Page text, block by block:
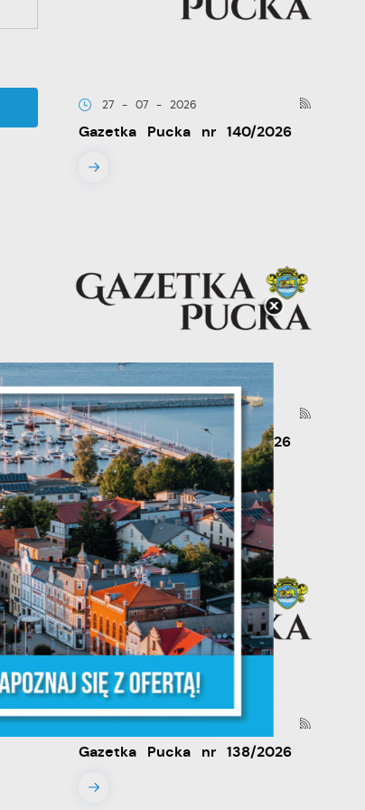
27 - 07 - 2026
Gazetka Pucka nr 140/2026
30 - 06 - 2026
Gazetka Pucka nr 139/2026
29 - 05 - 2026
Gazetka Pucka nr 138/2026